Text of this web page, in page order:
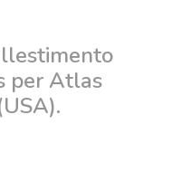
per Atlas